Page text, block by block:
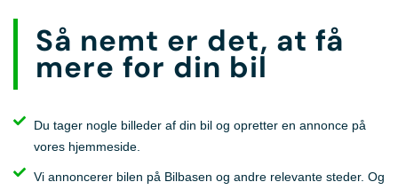
Så nemt er det, at få
mere for din bil
Du tager nogle billeder af din bil og opretter en annonce på
vores hjemmeside.
Vi annoncerer bilen på Bilbasen og andre relevante steder. Og